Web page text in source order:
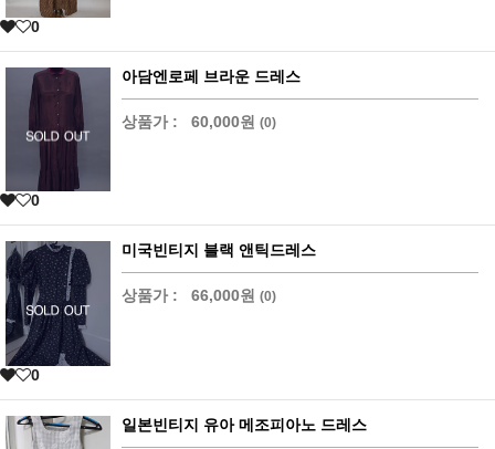
0
아담엔로페 브라운 드레스
상품가 : 60,000원 (0)
0
미국빈티지 블랙 앤틱드레스
상품가 : 66,000원 (0)
0
일본빈티지 유아 메조피아노 드레스